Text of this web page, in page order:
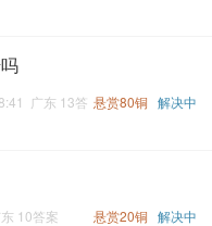
悬赏80铜 解决中
广东 13答
悬赏20铜 解决中
10答案